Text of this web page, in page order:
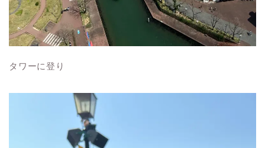
タワーに登り